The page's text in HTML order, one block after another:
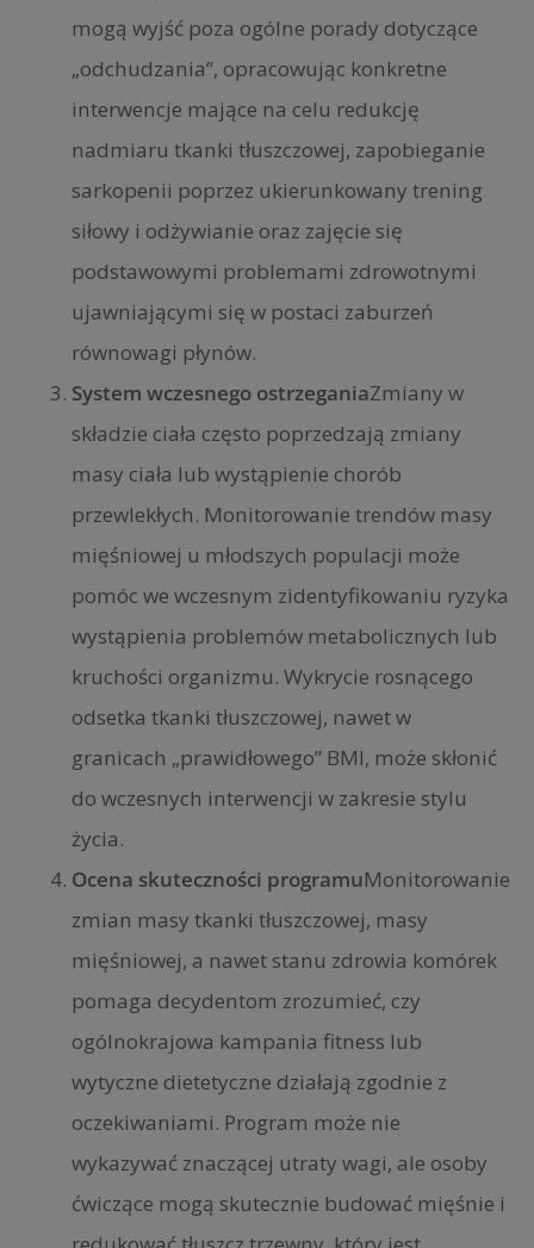
mogą wyjść poza ogólne porady dotyczące
„odchudzania”, opracowując konkretne
interwencje mające na celu redukcję
nadmiaru tkanki tłuszczowej, zapobieganie
sarkopenii poprzez ukierunkowany trening
siłowy i odżywianie oraz zajęcie się
podstawowymi problemami zdrowotnymi
ujawniającymi się w postaci zaburzeń
równowagi płynów.
System wczesnego ostrzeganiaZmiany w
składzie ciała często poprzedzają zmiany
masy ciała lub wystąpienie chorób
przewlekłych. Monitorowanie trendów masy
mięśniowej u młodszych populacji może
pomóc we wczesnym zidentyfikowaniu ryzyka
wystąpienia problemów metabolicznych lub
kruchości organizmu. Wykrycie rosnącego
odsetka tkanki tłuszczowej, nawet w
granicach „prawidłowego” BMI, może skłonić
do wczesnych interwencji w zakresie stylu
życia.
Ocena skuteczności programuMonitorowanie
zmian masy tkanki tłuszczowej, masy
mięśniowej, a nawet stanu zdrowia komórek
pomaga decydentom zrozumieć, czy
ogólnokrajowa kampania fitness lub
wytyczne dietetyczne działają zgodnie z
oczekiwaniami. Program może nie
wykazywać znaczącej utraty wagi, ale osoby
ćwiczące mogą skutecznie budować mięśnie i